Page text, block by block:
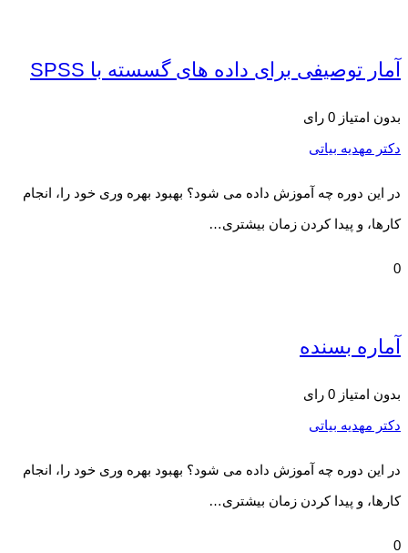
آمار توصیفی برای داده های گسسته با SPSS
بدون امتیاز 0 رای
دکتر مهدیه بیاتی
در این دوره چه آموزش داده می شود؟ بهبود بهره وری خود را، انجام
کارها، و پیدا کردن زمان بیشتری…
0
آماره بسنده
بدون امتیاز 0 رای
دکتر مهدیه بیاتی
در این دوره چه آموزش داده می شود؟ بهبود بهره وری خود را، انجام
کارها، و پیدا کردن زمان بیشتری…
0